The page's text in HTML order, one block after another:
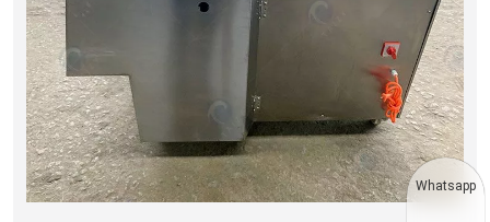
Whatsapp